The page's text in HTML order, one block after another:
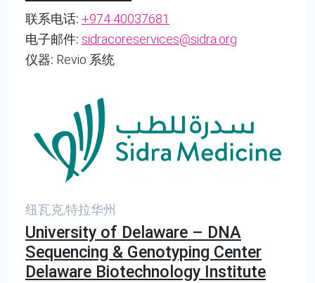
联系电话: +974 40037681
电子邮件: sidracoreservices@sidra.org
仪器: Revio 系统
纽瓦克,特拉华州
University of Delaware – DNA
Sequencing & Genotyping Center
Delaware Biotechnology Institute